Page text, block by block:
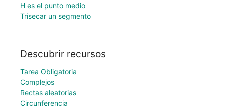
H es el punto medio
Trisecar un segmento
Descubrir recursos
Tarea Obligatoria
Complejos
Rectas aleatorias
Circunferencia